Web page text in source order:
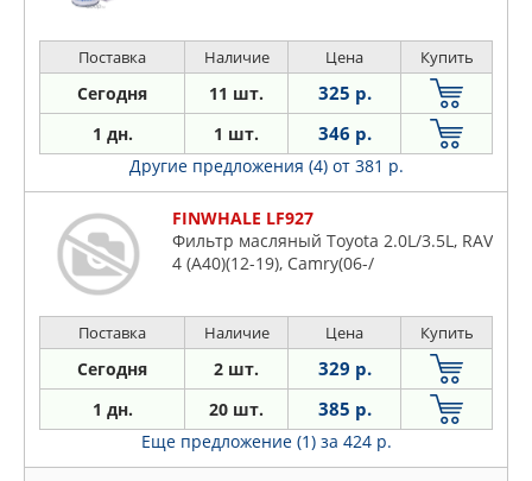
Поставка Наличие Цена Купить
Сегодня 11 шт. 325 р.
1 дн. 1 шт. 346 р.
Другие предложения (4) от 381 р.
FINWHALE LF927
Фильтр масляный Toyota 2.0L/3.5L, RAV
4 (A40)(12-19), Camry(06-/
Поставка Наличие Цена Купить
Сегодня 2 шт. 329 р.
1 дн. 20 шт. 385 р.
Еще предложение (1) за 424 р.